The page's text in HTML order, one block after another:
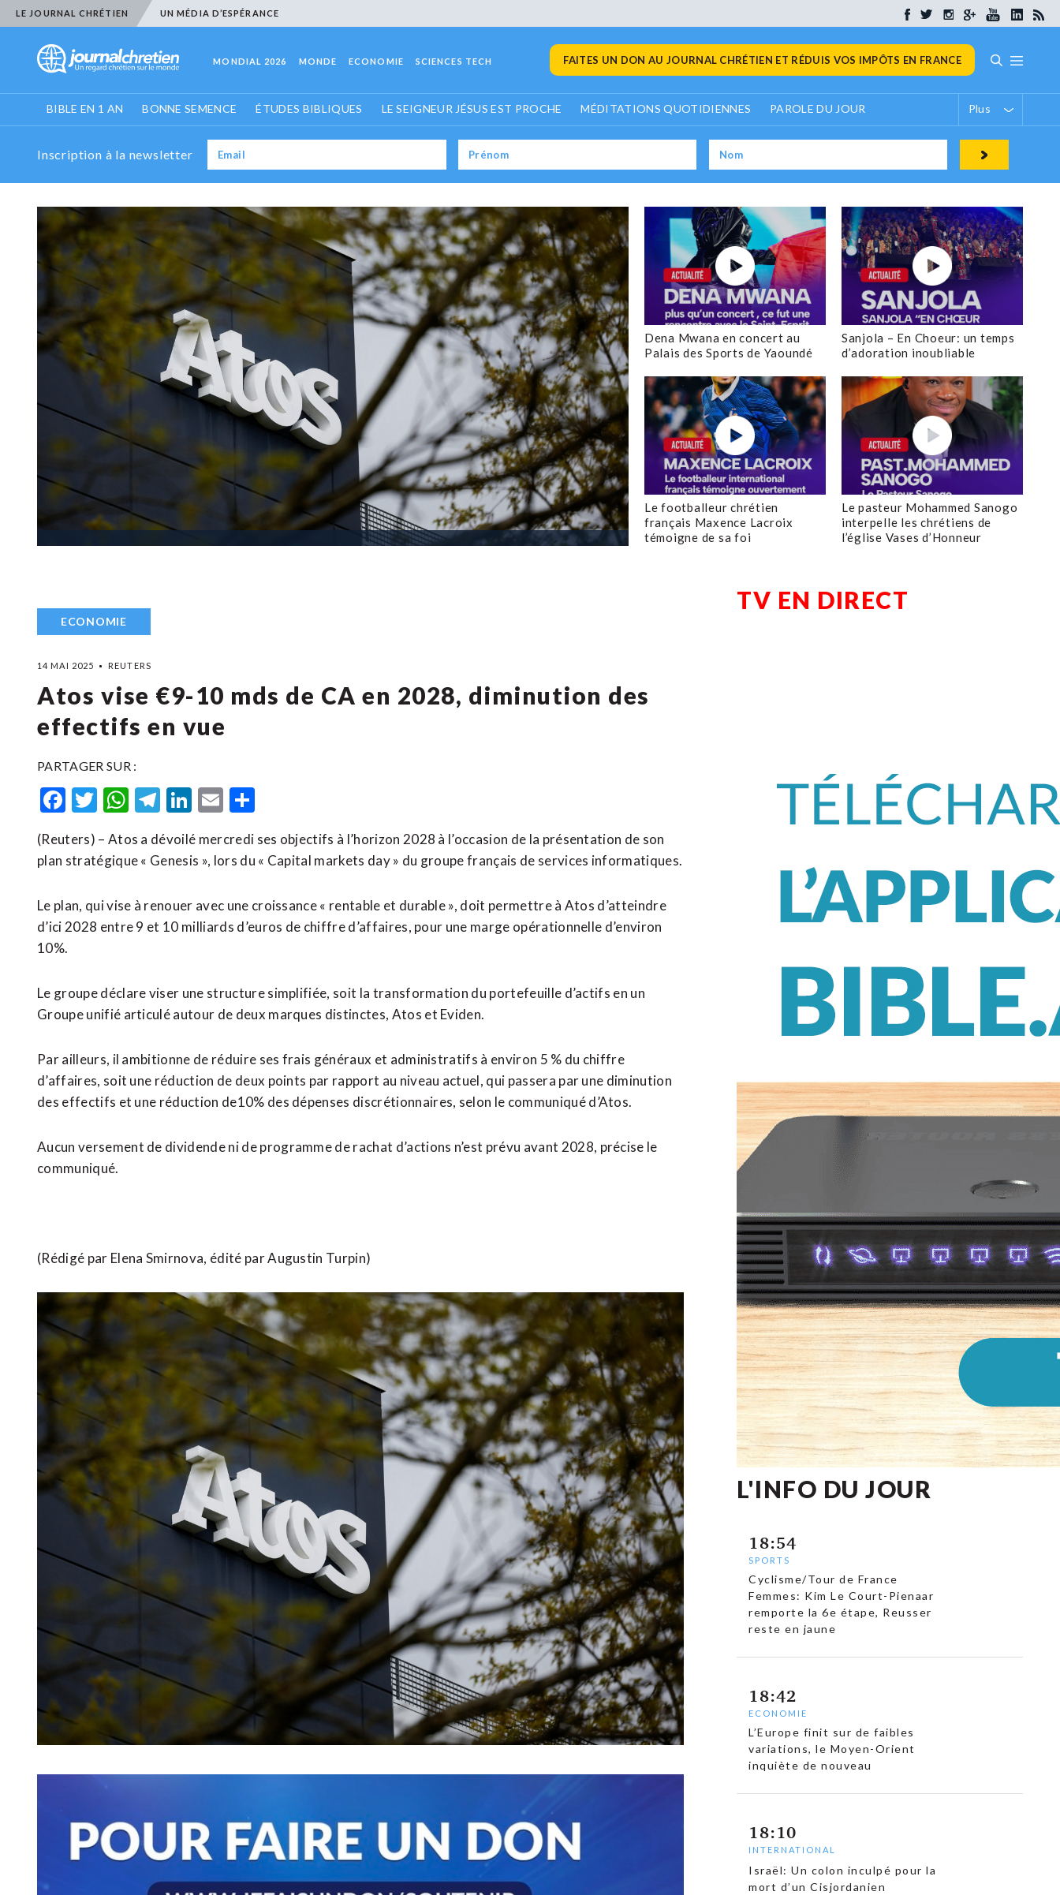
LE JOURNAL CHRÉTIEN UN MÉDIA D’ESPÉRANCE
MONDIAL 2026 MONDE ECONOMIE SCIENCES TECH FAITES UN DON AU JOURNAL CHRÉTIEN ET RÉDUIS VOS IMPÔTS EN FRANCE
BIBLE EN 1 AN BONNE SEMENCE ÉTUDES BIBLIQUES LE SEIGNEUR JÉSUS EST PROCHE MÉDITATIONS QUOTIDIENNES PAROLE DU JOUR Plus
Inscription à la newsletter
Dena Mwana en concert au
Palais des Sports de Yaoundé
Sanjola – En Choeur: un temps
d’adoration inoubliable
Le footballeur chrétien
français Maxence Lacroix
témoigne de sa foi
Le pasteur Mohammed Sanogo
interpelle les chrétiens de
l’église Vases d’Honneur
ECONOMIE
14 MAI 2025 REUTERS
Atos vise €9-10 mds de CA en 2028, diminution des
effectifs en vue
PARTAGER SUR :
Facebook
Twitter
WhatsApp
Telegram
LinkedIn
Email
(Reuters) – Atos a dévoilé mercredi ses objectifs à l’horizon 2028 à l’occasion de la présentation de son
plan stratégique « Genesis », lors du « Capital markets day » du groupe français de services informatiques.
Le plan, qui vise à renouer avec une croissance « rentable et durable », doit permettre à Atos d’atteindre
d’ici 2028 entre 9 et 10 milliards d’euros de chiffre d’affaires, pour une marge opérationnelle d’environ
10%.
Le groupe déclare viser une structure simplifiée, soit la transformation du portefeuille d’actifs en un
Groupe unifié articulé autour de deux marques distinctes, Atos et Eviden.
Par ailleurs, il ambitionne de réduire ses frais généraux et administratifs à environ 5 % du chiffre
d’affaires, soit une réduction de deux points par rapport au niveau actuel, qui passera par une diminution
des effectifs et une réduction de10% des dépenses discrétionnaires, selon le communiqué d’Atos.
Aucun versement de dividende ni de programme de rachat d’actions n’est prévu avant 2028, précise le
communiqué.
(Rédigé par Elena Smirnova, édité par Augustin Turpin)
TV EN DIRECT
L'INFO DU JOUR
18:54
SPORTS
Cyclisme/Tour de France
Femmes: Kim Le Court-Pienaar
remporte la 6e étape, Reusser
reste en jaune
18:42
ECONOMIE
L’Europe finit sur de faibles
variations, le Moyen-Orient
inquiète de nouveau
18:10
INTERNATIONAL
Israël: Un colon inculpé pour la
mort d’un Cisjordanien